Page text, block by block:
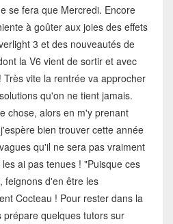
se fera que Mercredi. Encore
à goûter aux joies des effets
3 et des nouveautés de
la V6 vient de sortir et avec
vite la rentrée va approcher
qu'on ne tient jamais.
chose, alors en m'y prenant
bien trouver cette année
qu'il ne sera pas vraiment
ai pas tenues ! "Puisque ces
feignons d'en être les
Cocteau ! Pour rester dans la
quelques tutors sur